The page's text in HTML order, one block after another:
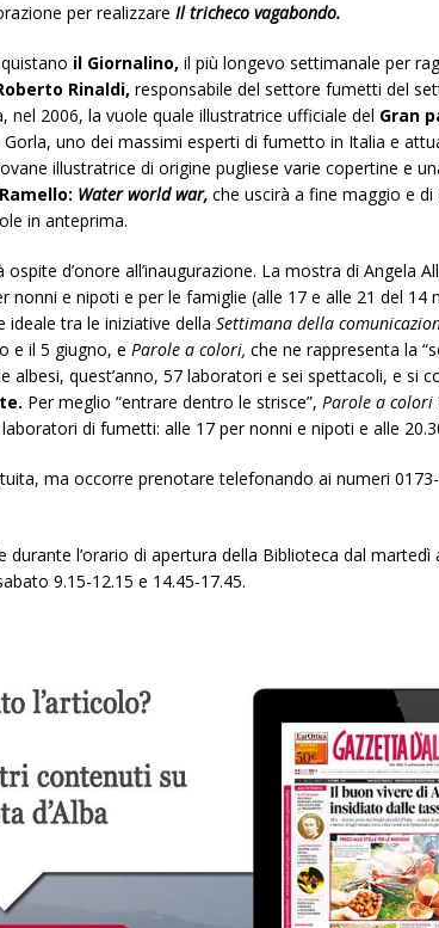
per realizzare Il tricheco vagabondo.
il Giornalino, il più longevo settimanale per
Rinaldi, responsabile del settore fumetti del
nel 2006, la vuole quale illustratrice ufficiale del Gran
Gorla, uno dei massimi esperti di fumetto in Italia e
illustratrice di origine pugliese varie copertine e
Water world war, che uscirà a fine maggio e
in anteprima.
d’onore all’inaugurazione. La mostra di Angela
nonni e nipoti e per le famiglie (alle 17 e alle 21 del 14
tra le iniziative della Settimana della
e il 5 giugno, e Parole a colori, che ne rappresenta la
albesi, quest’anno, 57 laboratori e sei spettacoli, e si
Per meglio “entrare dentro le strisce”, Parole a colori
di fumetti: alle 17 per nonni e nipoti e alle
ma occorre prenotare telefonando ai numeri
durante l’orario di apertura della Biblioteca dal martedì
9.15-12.15 e 14.45-17.45.